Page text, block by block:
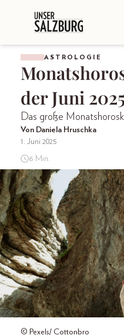
ASTROLOGIE
der Juni
Das große
Von Daniela Hruschka
1. Juni 2025
6 Min.
© Pexels/ Cottonbro